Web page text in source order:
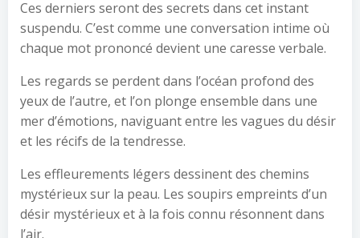
Ces derniers seront des secrets dans cet instant
suspendu. C’est comme une conversation intime où
chaque mot prononcé devient une caresse verbale.
Les regards se perdent dans l’océan profond des
yeux de l’autre, et l’on plonge ensemble dans une
mer d’émotions, naviguant entre les vagues du désir
et les récifs de la tendresse.
Les effleurements légers dessinent des chemins
mystérieux sur la peau. Les soupirs empreints d’un
désir mystérieux et à la fois connu résonnent dans
l’air.